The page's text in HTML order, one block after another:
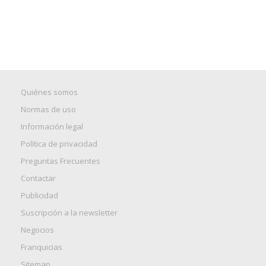
Quiénes somos
Normas de uso
Información legal
Política de privacidad
Preguntas Frecuentes
Contactar
Publicidad
Suscripción a la newsletter
Negocios
Franquicias